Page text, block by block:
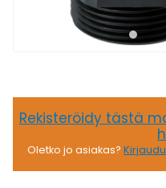
Rekisteröidy tästä
Oletko jo asiakas?